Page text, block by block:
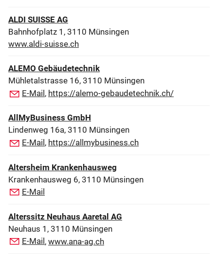
ALDI SUISSE AG
Bahnhofplatz 1, 3110 Münsingen
www.aldi-suisse.ch
ALEMO Gebäudetechnik
Mühletalstrasse 16, 3110 Münsingen
E-Mail, https://alemo-gebaudetechnik.ch/
AllMyBusiness GmbH
Lindenweg 16a, 3110 Münsingen
E-Mail, https://allmybusiness.ch
Altersheim Krankenhausweg
Krankenhausweg 6, 3110 Münsingen
E-Mail
Alterssitz Neuhaus Aaretal AG
Neuhaus 1, 3110 Münsingen
E-Mail , www.ana-ag.ch